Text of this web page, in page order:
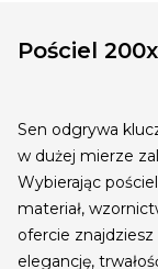
Pościel
Sen odgrywa
w dużej mierze
Wybierając
materiał,
ofercie znajdziesz
elegancję,